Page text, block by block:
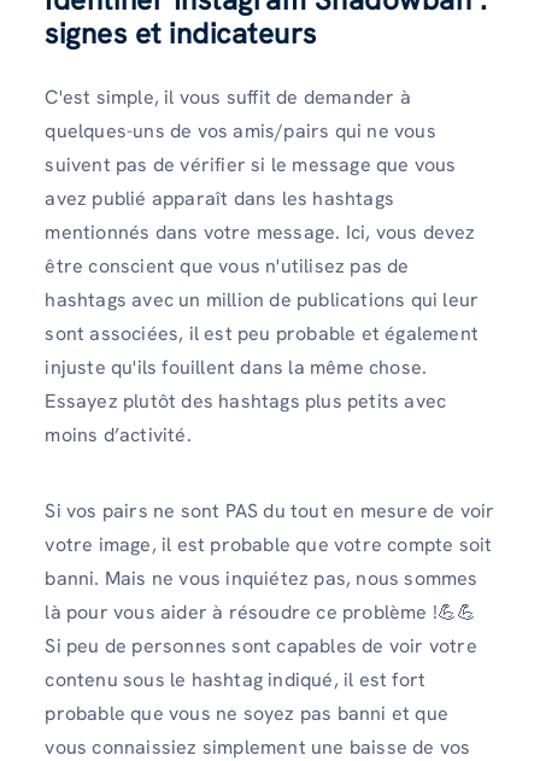
signes et indicateurs
C'est simple, il vous suffit de demander à
quelques-uns de vos amis/pairs qui ne vous
suivent pas de vérifier si le message que vous
avez publié apparaît dans les hashtags
mentionnés dans votre message. Ici, vous devez
être conscient que vous n'utilisez pas de
hashtags avec un million de publications qui leur
sont associées, il est peu probable et également
injuste qu'ils fouillent dans la même chose.
Essayez plutôt des hashtags plus petits avec
moins d’activité.
Si vos pairs ne sont PAS du tout en mesure de voir
votre image, il est probable que votre compte soit
banni. Mais ne vous inquiétez pas, nous sommes
là pour vous aider à résoudre ce problème !💪💪
Si peu de personnes sont capables de voir votre
contenu sous le hashtag indiqué, il est fort
probable que vous ne soyez pas banni et que
vous connaissiez simplement une baisse de vos